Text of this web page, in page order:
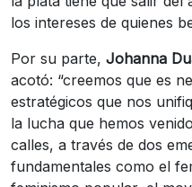
los intereses de quienes
Por su parte, Johanna
acotó: “creemos que es
estratégicos que nos
la lucha que hemos
calles, a través de dos
fundamentales como el